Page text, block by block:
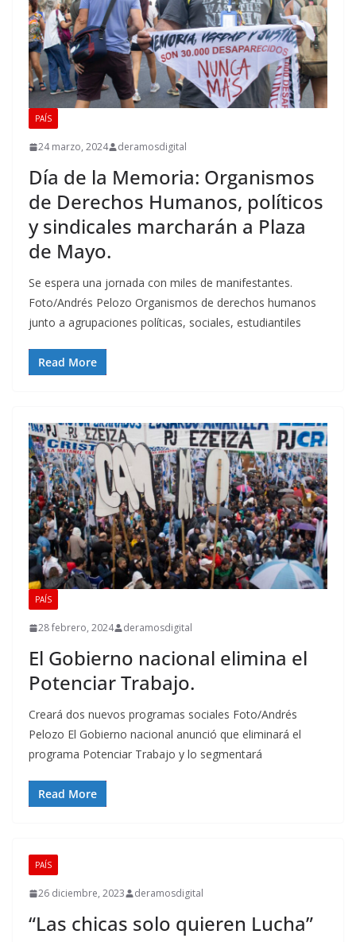
PAÍS
24 marzo, 2024 deramosdigital
Día de la Memoria: Organismos
de Derechos Humanos, políticos
y sindicales marcharán a Plaza
de Mayo.
Se espera una jornada con miles de manifestantes.
Foto/Andrés Pelozo Organismos de derechos humanos
junto a agrupaciones políticas, sociales, estudiantiles
Read More
PAÍS
28 febrero, 2024 deramosdigital
El Gobierno nacional elimina el
Potenciar Trabajo.
Creará dos nuevos programas sociales Foto/Andrés
Pelozo El Gobierno nacional anunció que eliminará el
programa Potenciar Trabajo y lo segmentará
Read More
PAÍS
26 diciembre, 2023 deramosdigital
“Las chicas solo quieren Lucha”